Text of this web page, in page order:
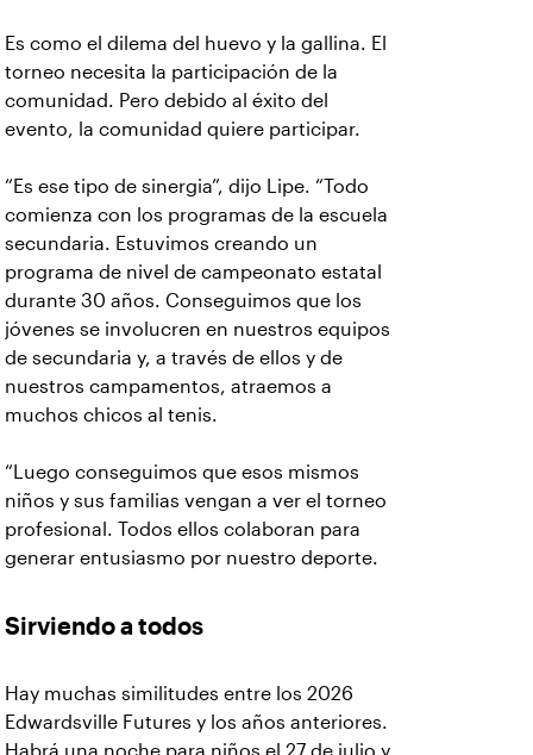
Es como el dilema del huevo y la gallina. El
torneo necesita la participación de la
comunidad. Pero debido al éxito del
evento, la comunidad quiere participar.
“Es ese tipo de sinergia”, dijo Lipe. “Todo
comienza con los programas de la escuela
secundaria. Estuvimos creando un
programa de nivel de campeonato estatal
durante 30 años. Conseguimos que los
jóvenes se involucren en nuestros equipos
de secundaria y, a través de ellos y de
nuestros campamentos, atraemos a
muchos chicos al tenis.
“Luego conseguimos que esos mismos
niños y sus familias vengan a ver el torneo
profesional. Todos ellos colaboran para
generar entusiasmo por nuestro deporte.
Sirviendo a todos
Hay muchas similitudes entre los 2026
Edwardsville Futures y los años anteriores.